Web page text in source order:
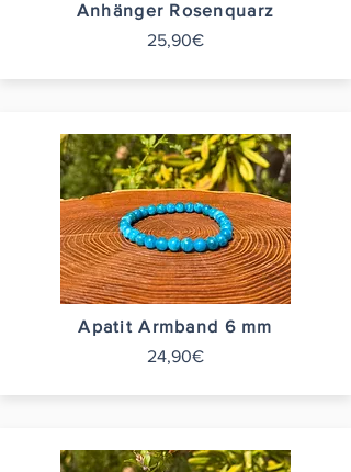
Anhänger Rosenquarz
25,90€
Apatit Armband 6 mm
24,90€